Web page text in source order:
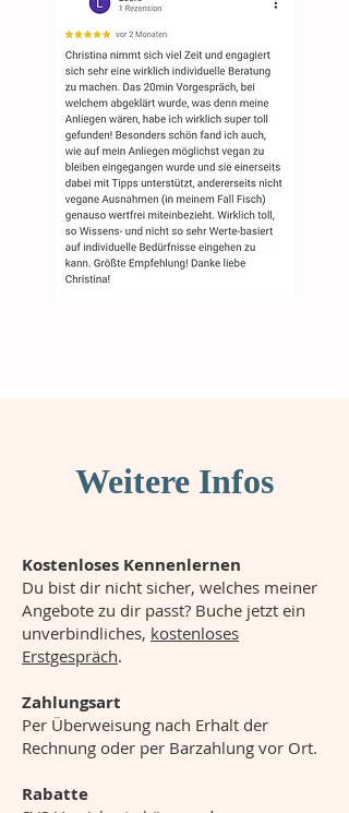
Weitere Infos
Kostenloses Kennenlernen
Du bist dir nicht sicher, welches meiner
Angebote zu dir passt? Buche jetzt ein
unverbindliches, kostenloses
Erstgespräch.
Zahlungsart
Per Überweisung nach Erhalt der
Rechnung oder per Barzahlung vor Ort.
Rabatte